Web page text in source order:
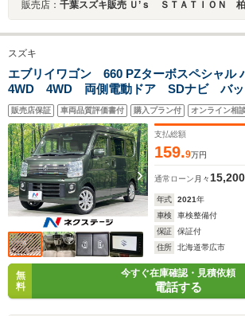
販売店： 千葉スズキ販売 Ｕ’ｓ ＳＴＡＴＩＯＮ 柏
スズキ
エブリイワゴン 660 PZターボスペシャル
4WD 4WD 両側電動ドア SDナビ バ
ュアルカメラブレーキサポート 禁煙車
マートキー HIDヘッド ETC 純正14イン
ートエアコン Bluetooth CD
販売店保証 車両品質評価書付 購入プラン付 オンライン相
支払総額
159.9万円
通常ローン 月々 15,200
年式 2021年
車検
車検整備付
保証
保証付
住所
北海道帯広市
無
料
今すぐ在庫確認・見積依頼
電話する